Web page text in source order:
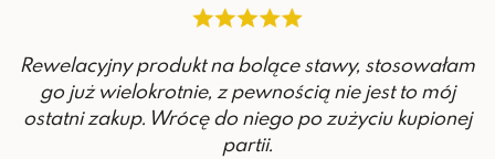
Rewelacyjny produkt na bolące stawy, stosowałam
go już wielokrotnie, z pewnością nie jest to mój
ostatni zakup. Wrócę do niego po zużyciu kupionej
partii.